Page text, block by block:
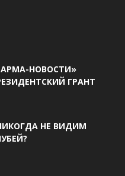
НОВОСТИ»
ГРАНТ
НЕ ВИДИМ